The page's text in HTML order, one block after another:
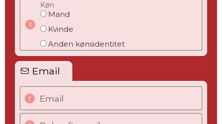
Køn
Mand
Kvinde
Anden kønsidentitet
Email
Email